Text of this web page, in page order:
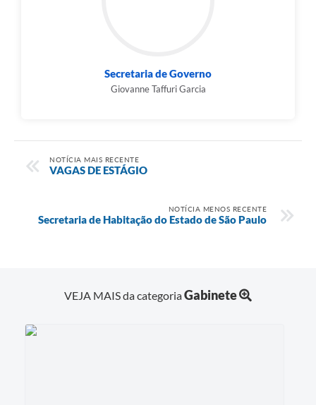
Secretaria de Governo
Giovanne Taffuri Garcia
NOTÍCIA MAIS RECENTE
VAGAS DE ESTÁGIO
NOTÍCIA MENOS RECENTE
Secretaria de Habitação do Estado de São Paulo
VEJA MAIS da categoriaGabinete